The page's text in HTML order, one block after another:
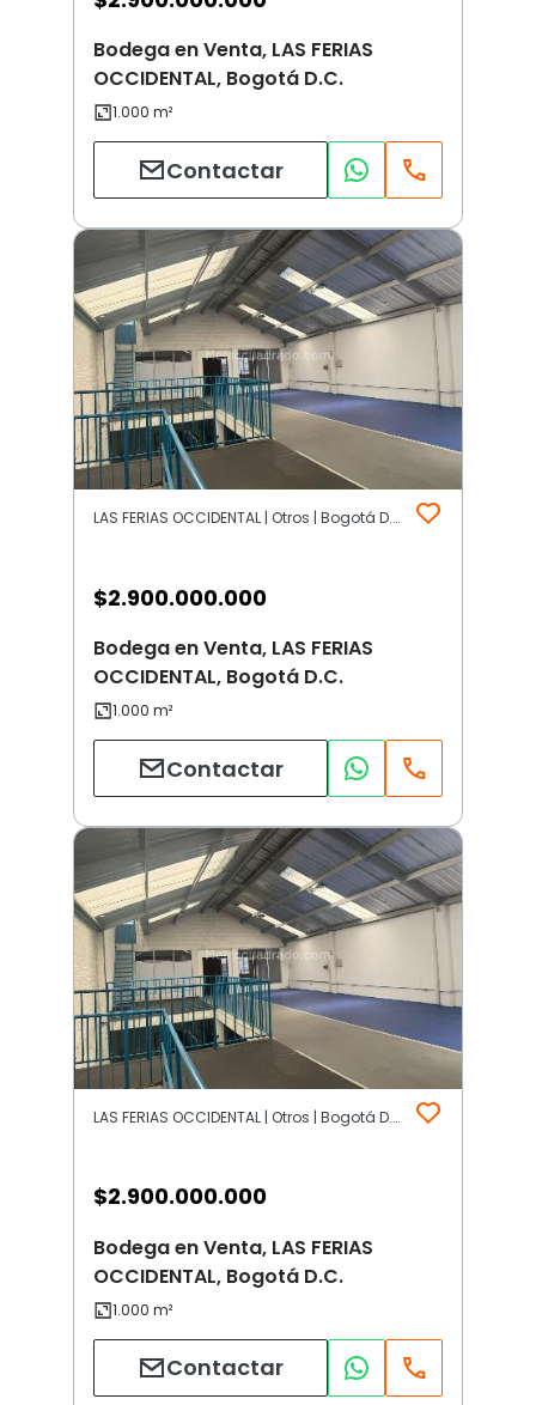
Bodega en Venta, LAS FERIAS
OCCIDENTAL, Bogotá D.C.
Contactar
LAS FERIAS OCCIDENTAL | Otros | Bogotá D.C.
$2.900.000.000
Bodega en Venta, LAS FERIAS
OCCIDENTAL, Bogotá D.C.
Contactar
LAS FERIAS OCCIDENTAL | Otros | Bogotá D.C.
$2.900.000.000
Bodega en Venta, LAS FERIAS
OCCIDENTAL, Bogotá D.C.
Contactar